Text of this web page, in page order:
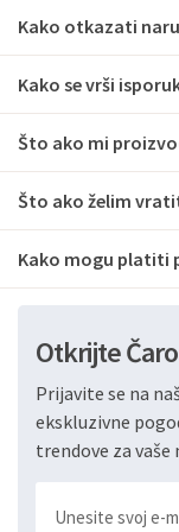
Kako otkazati
Kako se vrši
Što ako mi
Što ako želim
Kako mogu platiti
Otkrijte
Prijavite se na
ekskluzivne
trendove za vaše